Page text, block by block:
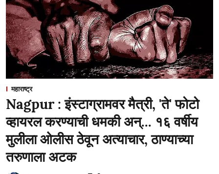
महाराष्ट्र
Nagpur : इंस्टाग्रामवर मैत्री, 'ते' फोटो
व्हायरल करण्याची धमकी अन्... १६ वर्षीय
मुलीला ओलीस ठेवून अत्याचार, ठाण्याच्या
तरुणाला अटक